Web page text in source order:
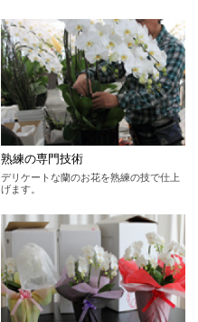
熟練の専門技術
デリケートな蘭のお花を熟練の技で仕上
げます。